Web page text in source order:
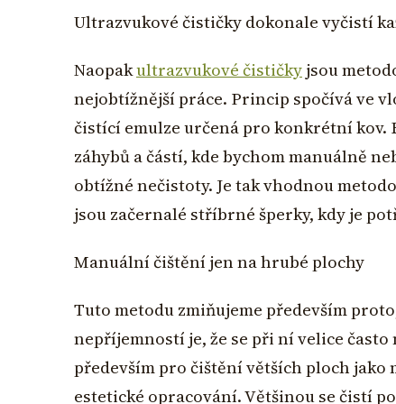
Ultrazvukové čističky dokonale vyčistí
Naopakultrazvukové čističky jsou
nejobtížnější práce. Princip spočívá ve
čistící emulze určená pro konkrétní
záhybů a částí, kde bychom manuálně
obtížné nečistoty. Je tak vhodnou
jsou začernalé stříbrné šperky, kdy je
Manuální čištění jen na hrubé plochy
Tuto metodu zmiňujeme především
nepříjemností je, že se při ní velice
především pro čištění větších ploch
estetické opracování. Většinou se čistí